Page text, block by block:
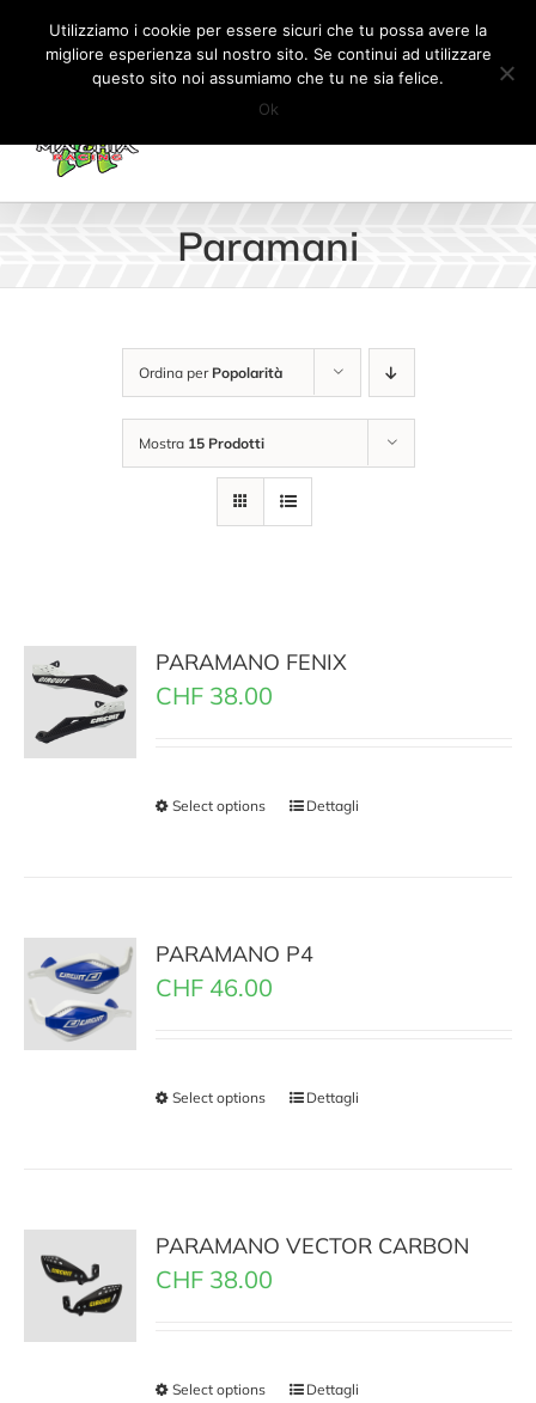
Salta
contenuto
Il mio account CARRELLO
Paramani
Ordina per Popolarità
Mostra 15 Prodotti
PARAMANO FENIX
CHF 38.00
Select options Dettagli
PARAMANO P4
CHF 46.00
Select options Dettagli
PARAMANO VECTOR CARBON
CHF 38.00
Select options Dettagli
Utilizziamo i cookie per essere sicuri che tu possa avere la
migliore esperienza sul nostro sito. Se continui ad utilizzare
questo sito noi assumiamo che tu ne sia felice.
Ok